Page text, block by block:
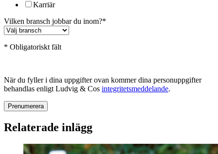
Karriär
Vilken bransch jobbar du inom?*
* Obligatoriskt fält
När du fyller i dina uppgifter ovan kommer dina personuppgifter
behandlas enligt Ludvig & Cos integritetsmeddelande.
Relaterade inlägg